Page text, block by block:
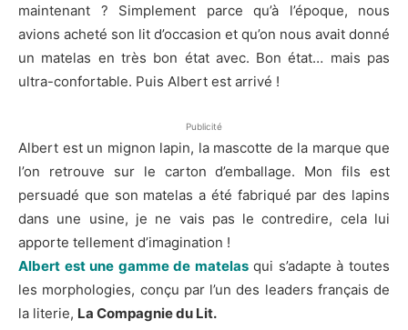
maintenant ? Simplement parce qu’à l’époque, nous
avions acheté son lit d’occasion et qu’on nous avait donné
un matelas en très bon état avec. Bon état… mais pas
ultra-confortable. Puis Albert est arrivé !
Publicité
Albert est un mignon lapin, la mascotte de la marque que
l’on retrouve sur le carton d’emballage. Mon fils est
persuadé que son matelas a été fabriqué par des lapins
dans une usine, je ne vais pas le contredire, cela lui
apporte tellement d’imagination !
Albert est une gamme de matelasqui s’adapte à toutes
les morphologies, conçu par l’un des leaders français de
la literie, La Compagnie du Lit.